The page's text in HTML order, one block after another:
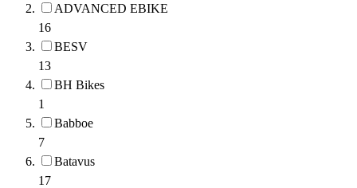
ADVANCED EBIKE
16
BESV
13
BH Bikes
1
Babboe
7
Batavus
17